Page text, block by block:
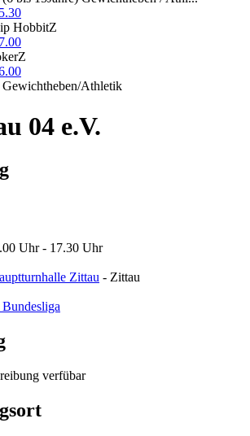
HobbitZ
Athletik
04 e.V.
Uhr - 17.30 Uhr
Zittau - Zittau
verfübar